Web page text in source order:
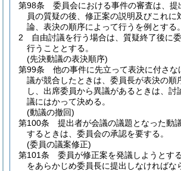
第98条
委員会における事件の審査は、提
員の質疑の後、修正案の説明及びこれに
論、表決の順序によって行うを例とする。
2
自由討議を行う場合は、質疑終了後に
行うこととする。
(先決動議の表決順序)
第99条
他の事件に先立って表決に付さな
議が競合したときは、委員長が表決の順
し、出席委員から異議があるときは、討
議にはかって決める。
(動議の撤回)
第100条
提出者が会議の議題となった動
するときは、委員会の承認を要する。
(委員の議案修正)
第101条
委員が修正案を発議しようとす
をあらかじめ委員長に提出しなければな